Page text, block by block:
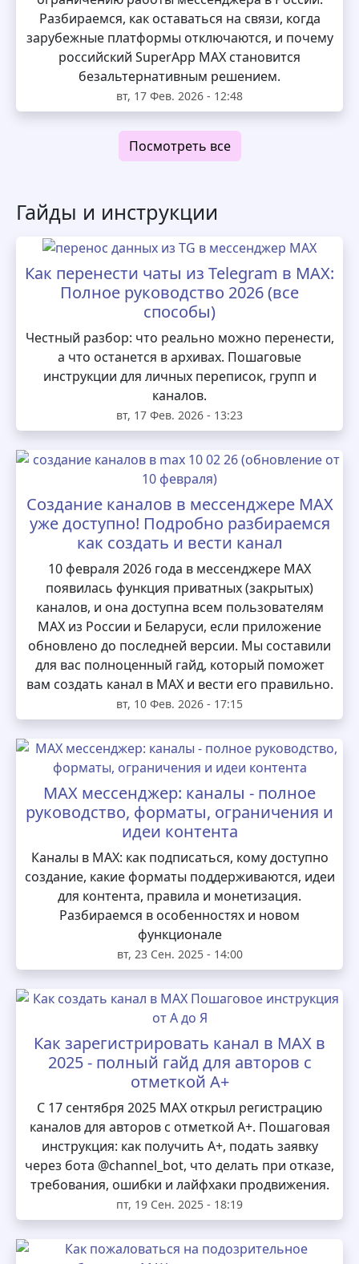
Разбираемся, как оставаться на связи, когда
зарубежные платформы отключаются, и почему
российский SuperApp MAX становится
безальтернативным решением.
вт, 17 Фев. 2026 - 12:48
Посмотреть все
Гайды и инструкции
Как перенести чаты из Telegram в MAX:
Полное руководство 2026 (все
способы)
Честный разбор: что реально можно перенести,
а что останется в архивах. Пошаговые
инструкции для личных переписок, групп и
каналов.
вт, 17 Фев. 2026 - 13:23
Создание каналов в мессенджере MAX
уже доступно! Подробно разбираемся
как создать и вести канал
10 февраля 2026 года в мессенджере MAX
появилась функция приватных (закрытых)
каналов, и она доступна всем пользователям
MAX из России и Беларуси, если приложение
обновлено до последней версии. Мы составили
для вас полноценный гайд, который поможет
вам создать канал в MAX и вести его правильно.
вт, 10 Фев. 2026 - 17:15
MAX мессенджер: каналы - полное
руководство, форматы, ограничения и
идеи контента
Каналы в MAX: как подписаться, кому доступно
создание, какие форматы поддерживаются, идеи
для контента, правила и монетизация.
Разбираемся в особенностях и новом
функционале
вт, 23 Сен. 2025 - 14:00
Как зарегистрировать канал в MAX в
2025 - полный гайд для авторов с
отметкой А+
С 17 сентября 2025 MAX открыл регистрацию
каналов для авторов с отметкой А+. Пошаговая
инструкция: как получить А+, подать заявку
через бота @channel_bot, что делать при отказе,
требования, ошибки и лайфхаки продвижения.
пт, 19 Сен. 2025 - 18:19